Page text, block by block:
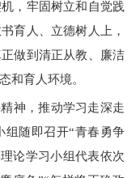
，牢固树立和自觉践
育人、立德树人上，
做到清正从教、廉洁
和育人环境。
神，推动学习走深走
组随即召开“青春勇争
论学习小组代表依次